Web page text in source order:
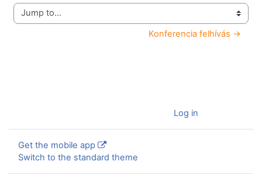
Jump to...
Konferencia felhívás →
Log in
Get the mobile app
Switch to the standard theme